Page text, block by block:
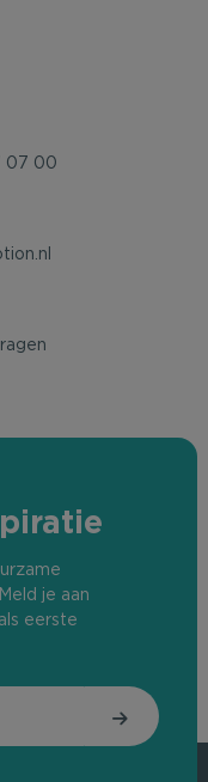
07 00
je aan
eerste